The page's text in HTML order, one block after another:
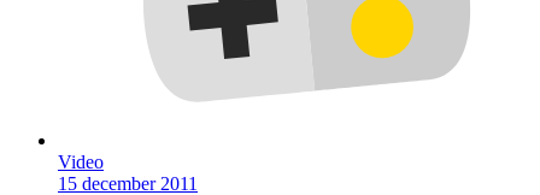
Video
15 december 2011